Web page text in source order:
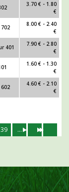
3.70 € - 1.80
€
8.00 € - 2.40
€
401
7.90 € - 2.80
€
1.60 € - 1.30
€
4.60 € - 2.10
€
39 ...